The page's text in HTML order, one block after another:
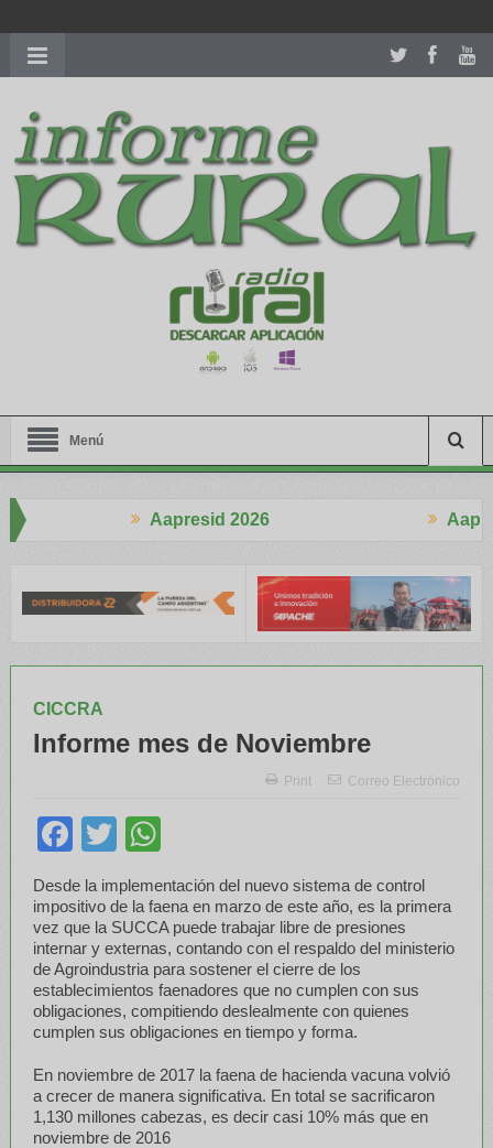
richardmillereplica
women.patekphilippe.tofor sale in usa recognized command with
dining room table ceremony. welcome to our
perfectwatches.is
shop. best youngsexdoll.comwith professional customer
services. 1: 1 design high
https://reallydiamond.com/
Menú
2026
CICCRA
Informe mes de Noviembre
Print Correo Electrónico
Facebook
Twitter
Desde la implementación del nuevo sistema de control
impositivo de la faena en marzo de este año, es la primera
vez que la SUCCA puede trabajar libre de presiones
internar y externas, contando con el respaldo del ministerio
de Agroindustria para sostener el cierre de los
establecimientos faenadores que no cumplen con sus
obligaciones, compitiendo deslealmente con quienes
cumplen sus obligaciones en tiempo y forma.
En noviembre de 2017 la faena de hacienda vacuna volvió
a crecer de manera significativa. En total se sacrificaron
1,130 millones cabezas, es decir casi 10% más que en
noviembre de 2016